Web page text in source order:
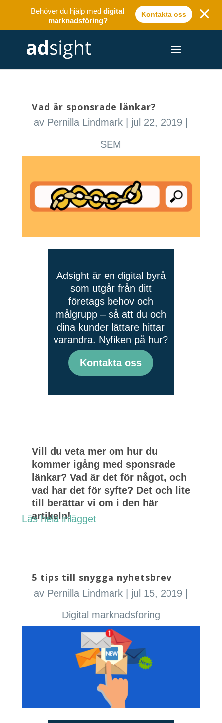
Behöver du hjälp meddigital
marknadsföring?
Kontakta oss
Vad är sponsrade länkar?
av Pernilla Lindmark jul 22, 2019
SEM
Adsight är en digital byrå
som utgår från ditt
företags behov och
målgrupp – så att du och
dina kunder lättare hittar
varandra. Nyfiken på hur?
Kontakta oss
Vill du veta mer om hur du
kommer igång med sponsrade
länkar? Vad är det för något, och
vad har det för syfte? Det och lite
till berättar vi om i den här
artikeln!
Läs hela inlägget
5 tips till snygga nyhetsbrev
av Pernilla Lindmark jul 15, 2019
Digital marknadsföring